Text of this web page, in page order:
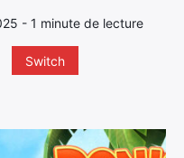
- 1 minute de lecture
Switch